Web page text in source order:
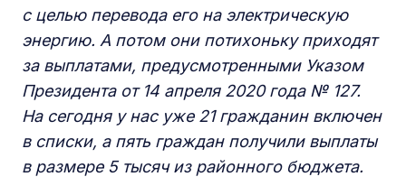
с целью перевода его на электрическую
энергию. А потом они потихонькуприходят
за выплатами, предусмотренными Указом
Президента от 14 апреля 2020 года № 127.
На сегодня у нас уже 21 гражданин включен
в списки, а пять граждан получили выплаты
в размере 5 тысяч из районного бюджета.